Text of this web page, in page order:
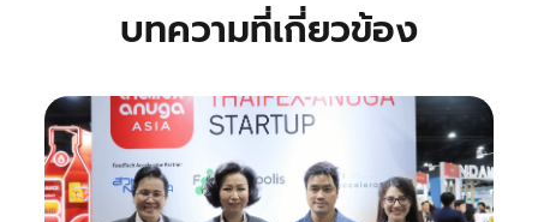
บทความที่เกี่ยวข้อง